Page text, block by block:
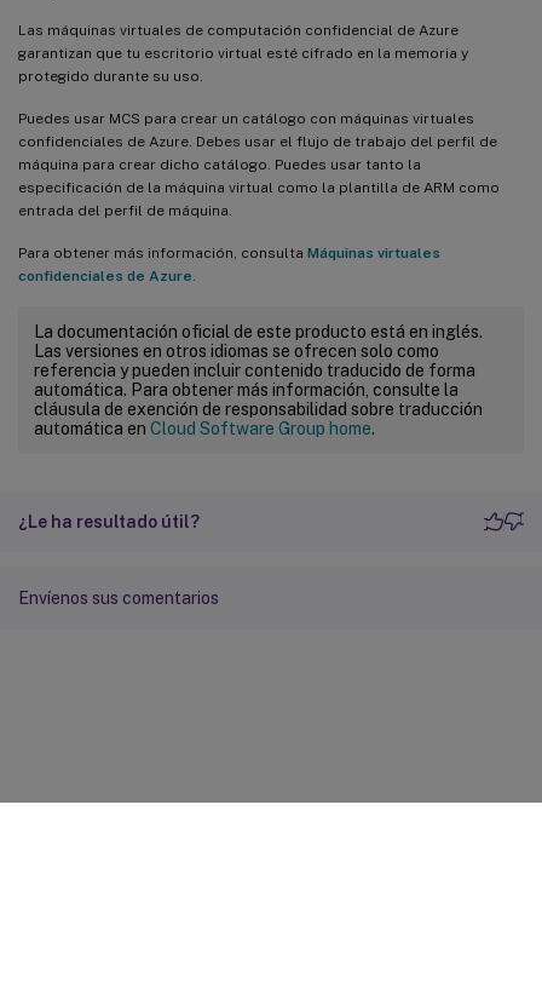
Las máquinas virtuales de computación confidencial de Azure
garantizan que tu escritorio virtual esté cifrado en la memoria y
protegido durante su uso.
Puedes usar MCS para crear un catálogo con máquinas virtuales
confidenciales de Azure. Debes usar el flujo de trabajo del perfil de
máquina para crear dicho catálogo. Puedes usar tanto la
especificación de la máquina virtual como la plantilla de ARM como
entrada del perfil de máquina.
Para obtener más información, consulta Máquinas virtuales
confidenciales de Azure
La documentación oficial de este producto está en inglés.
Las versiones en otros idiomas se ofrecen solo como
referencia y pueden incluir contenido traducido de forma
automática. Para obtener más información, consulte la
cláusula de exención de responsabilidad sobre traducción
automática en Cloud Software Group home.
¿Le ha resultado útil?
Envíenos sus comentarios